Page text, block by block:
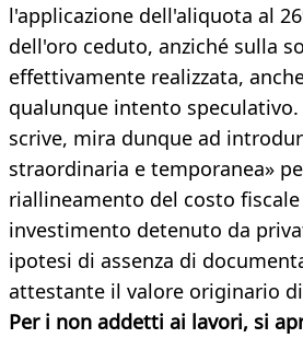
l'applicazione dell'aliquota al
dell'oro ceduto, anziché sulla
effettivamente realizzata,
qualunque intento
scrive, mira dunque ad
straordinaria e temporanea»
riallineamento del costo
investimento detenuto da
ipotesi di assenza di
attestante il valore originario
Per i non addetti ai lavori, si